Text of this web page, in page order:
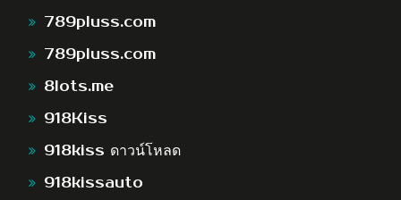
789pluss.com
789pluss.com
8lots.me
918Kiss
918kiss ดาวน์โหลด
918kissauto